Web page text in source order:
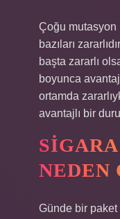
Çoğu mutasyon
bazıları
başta zararlı
boyunca
ortamda
avantajlı bir
NEDEN
Günde bir paket